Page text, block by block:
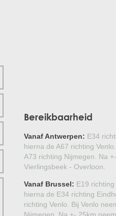
HULST
Bereikbaarheid
Vanaf Antwerpen: E34
hierna de A67 richting
A73 richting Nijmegen. Na
Vierlingsbeek - Overloon.
Vanaf Brussel: E19
hierna de E34 richting
richting Venlo. Bij Venlo